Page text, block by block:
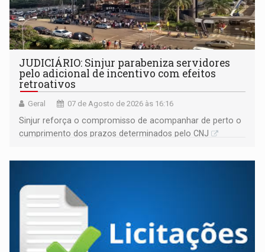
JUDICIÁRIO: Sinjur parabeniza servidores
pelo adicional de incentivo com efeitos
retroativos
Geral 07 de Agosto de 2026 às 16:16
Sinjur reforça o compromisso de acompanhar de perto o
cumprimento dos prazos determinados pelo CNJ